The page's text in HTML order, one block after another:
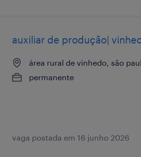
auxiliar de produção|
área rural de vinhedo, são
permanente
vaga postada em 16 junho 2026